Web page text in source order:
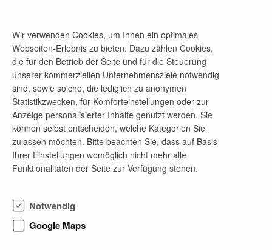
02662/9565-0
E-Mail-Adresse
bewerbung@ami-foerdertechnik.de
Firmenprofil
Die AMI Förder- und Lagertechnik GmbH ist ein
erfolgreiches, eigentümergeführtes
und Dienstleistung. Mit mehr als 200 Mitarbeitern
sorgen wir für Bewegung bei unseren Kunden.
Wir verwenden Cookies, um Ihnen ein optimales
Webseiten-Erlebnis zu bieten. Dazu zählen Cookies,
die für den Betrieb der Seite und für die Steuerung
unserer kommerziellen Unternehmensziele notwendig
sind, sowie solche, die lediglich zu anonymen
Statistikzwecken, für Komforteinstellungen oder zur
Anzeige personalisierter Inhalte genutzt werden. Sie
können selbst entscheiden, welche Kategorien Sie
zulassen möchten. Bitte beachten Sie, dass auf Basis
Ihrer Einstellungen womöglich nicht mehr alle
Funktionalitäten der Seite zur Verfügung stehen.
Notwendig
Google Maps